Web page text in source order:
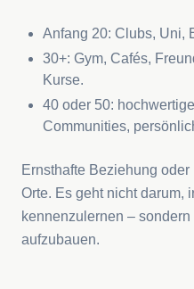
Anfang 20: Clubs, Uni,
30+: Gym, Cafés,
Kurse.
40 oder 50:
Communities,
Ernsthafte Beziehung
Orte. Es geht nicht darum,
kennenzulernen –
aufzubauen.